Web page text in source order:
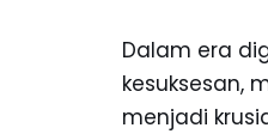
Dalam era
kesuksesan,
menjadi